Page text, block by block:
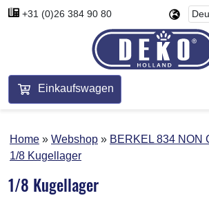
+31 (0)26 384 90 80
Einkaufswagen
Home Webshop
BERKEL 834 NON
1/8 Kugellager
1/8 Kugellager